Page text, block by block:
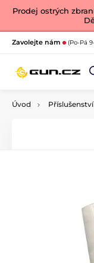
Prodej ostrých
Zavolejte nám (Po-Pá
Úvod Příslušenství